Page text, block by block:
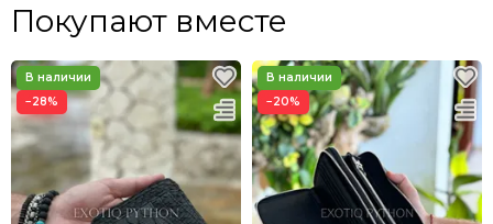
Покупают вместе
−28% −20%